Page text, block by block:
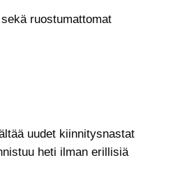
ruostumattomat
uudet kiinnitysnastat
heti ilman erillisiä